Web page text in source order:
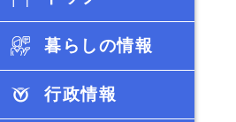
暮らしの情報
行政情報